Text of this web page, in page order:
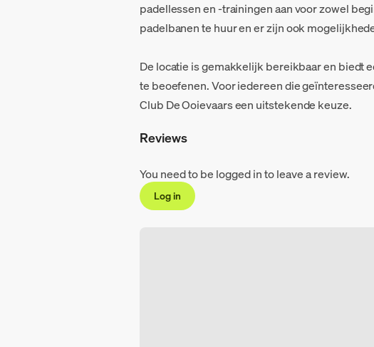
padellessen en -trainingen aan voor zowel
padelbanen te huur en er zijn ook
De locatie is gemakkelijk bereikbaar en biedt
te beoefenen. Voor iedereen die
Club De Ooievaars een uitstekende keuze.
Reviews
You need to be logged in to leave a review.
Log in